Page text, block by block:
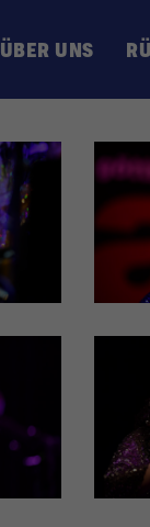
ÜBER UNS